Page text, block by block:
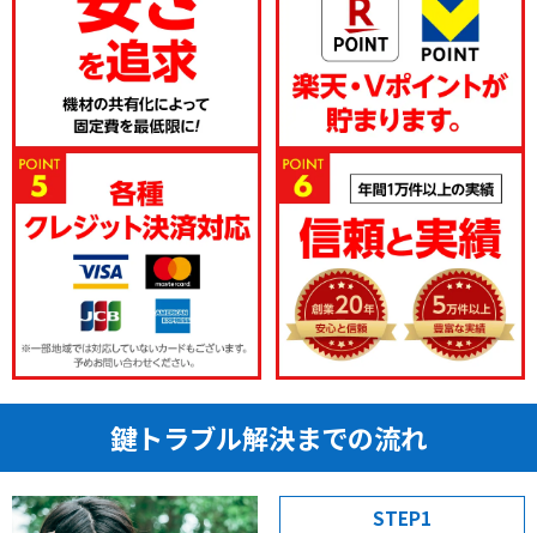
鍵トラブル解決までの流れ
STEP1